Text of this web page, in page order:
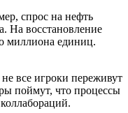
спрос на нефть
На восстановление
миллиона единиц.
все игроки переживут
поймут, что процессы